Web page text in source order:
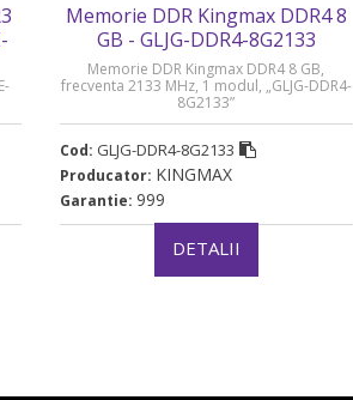
Memorie DDR Kingmax DDR4 8
GB - GLJG-DDR4-8G2133
Memorie DDR Kingmax DDR4 8 GB,
frecventa 2133 MHz, 1 modul, „GLJG-DDR4-
8G2133”
Cod: GLJG-DDR4-8G2133
Producator: KINGMAX
Garantie: 999
DETALII